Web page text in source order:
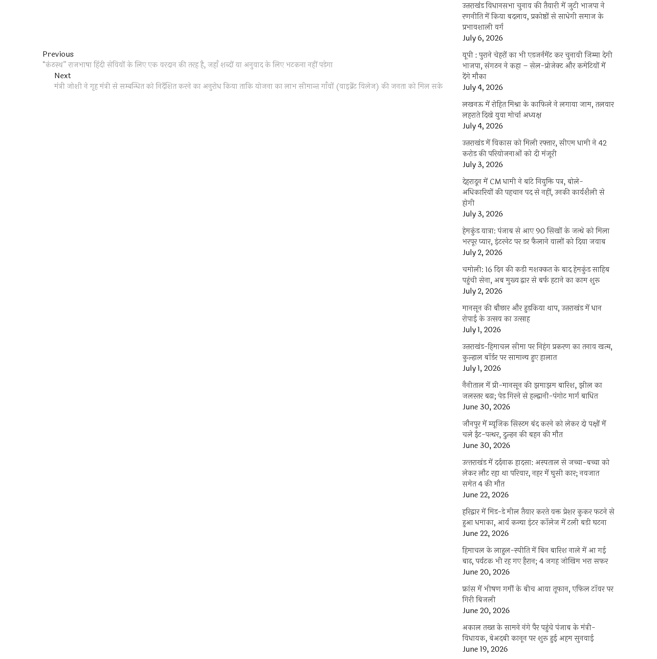
Post
navigation
Previous
post:
“कंठस्थ” राजभाषा हिंदी सेवियों के लिए एक वरदान की तरह है, जहाँ शब्दों या अनुवाद के लिए भटकना नहीं पड़ेगा
NextNext
post:
मंत्री जोशी ने गृह मंत्री से सम्बन्धित को निर्देशित करने का अनुरोध किया ताकि योजना का लाभ सीमान्त गाँवों (वाइब्रेंट विलेज) की जनता को मिल सके
उत्तराखंंड विधानसभा चुनाव की तैयारी में जुटी भाजपा ने
रणनीति में किया बदलाव, प्रकोष्ठों से साधेगी समाज के
प्रभावशाली वर्ग
July 6, 2026
यूपी : पुराने चेहरों का भी एडजर्नमेंट कर चुनावी जिम्मा देगी
भाजपा, संगठन ने कहा – सेल-प्रोजेक्ट और कमेटियों में
देंगे मौका
July 4, 2026
लखनऊ में रोहित मिश्रा के काफिले ने लगाया जाम, तलवार
लहराते दिखे युवा मोर्चा अध्यक्ष
July 4, 2026
उत्तराखंड में विकास को मिली रफ्तार, सीएम धामी ने 42
करोड़ की परियोजनाओं को दी मंजूरी
July 3, 2026
देहरादून में CM धामी ने बांटे नियुक्ति पत्र, बोले-
अधिकारियों की पहचान पद से नहीं, उनकी कार्यशैली से
होगी
July 3, 2026
हेमकुंड यात्रा: पंजाब से आए 90 सिखों के जत्थे को मिला
भरपूर प्यार, इंटरनेट पर डर फैलाने वालों को दिया जवाब
July 2, 2026
चमोली: 16 दिन की कड़ी मशक्कत के बाद हेमकुंड साहिब
पहुंची सेना, अब मुख्य द्वार से बर्फ हटाने का काम शुरू
July 2, 2026
मानसून की बौछार और हुड़किया थाप, उत्तराखंड में धान
रोपाई के उत्सव का उत्साह
July 1, 2026
उत्तराखंड-हिमाचल सीमा पर निहंग प्रकरण का तनाव खत्म,
कुल्हाल बॉर्डर पर सामान्य हुए हालात
July 1, 2026
नैनीताल में प्री-मानसून की झमाझम बारिश, झील का
जलस्तर बढ़ा; पेड़ गिरने से हल्द्वानी-पंगोट मार्ग बाधित
June 30, 2026
जौनपुर में म्यूजिक सिस्टम बंद करने को लेकर दो पक्षों में
चले ईंट-पत्थर, दुल्हन की बहन की मौत
June 30, 2026
उत्‍तराखंड में दर्दनाक हादसा: अस्पताल से जच्चा-बच्चा को
लेकर लौट रहा था परिवार, नहर में घुसी कार; नवजात
समेत 4 की मौत
June 22, 2026
हरिद्वार में मिड-डे मील तैयार करते वक्त प्रेशर कुकर फटने से
हुआ धमाका, आर्य कन्या इंटर कॉलेज में टली बड़ी घटना
June 22, 2026
हिमाचल के लाहुल-स्पीति में बिन बारिश नाले में आ गई
बाढ़, पर्यटक भी रह गए हैरान; 4 जगह जोखिम भरा सफर
June 20, 2026
फ्रांस में भीषण गर्मी के बीच आया तूफान, एफिल टॉवर पर
गिरी बिजली
June 20, 2026
अकाल तख्त के सामने नंगे पैर पहुंचे पंजाब के मंत्री-
विधायक, बेअदबी कानून पर शुरू हुई अहम सुनवाई
June 19, 2026